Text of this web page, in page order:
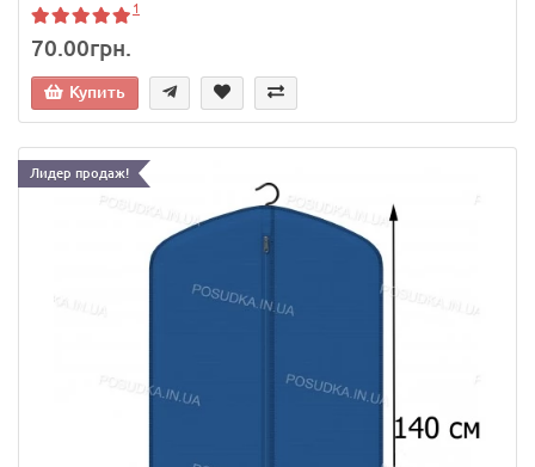
1
70.00грн.
Купить
Лидер продаж!